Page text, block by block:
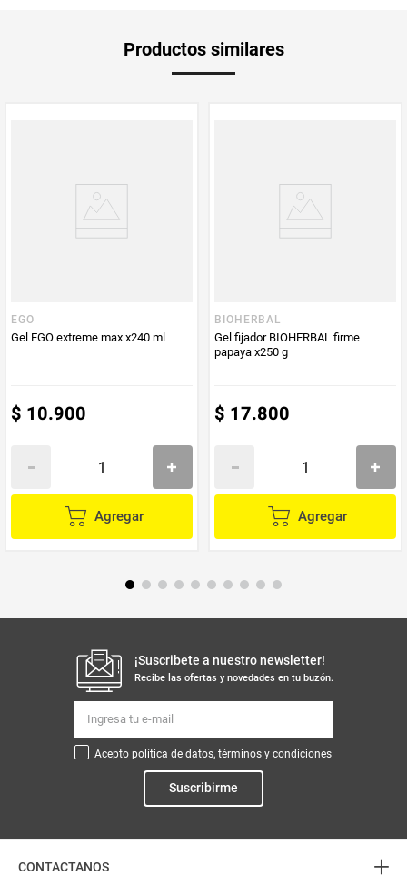
Producto (kg)
Productos similares
EGO
Gel EGO extreme max x240 ml
$ 10.900
Agregar
BIOHERBAL
Gel fijador BIOHERBAL firme
papaya x250 g
$ 17.800
Agregar
¡Suscribete a nuestro newsletter!
Recibe las ofertas y novedades en tu buzón.
Acepto política de datos, términos y condiciones
Suscribirme
CONTACTANOS +